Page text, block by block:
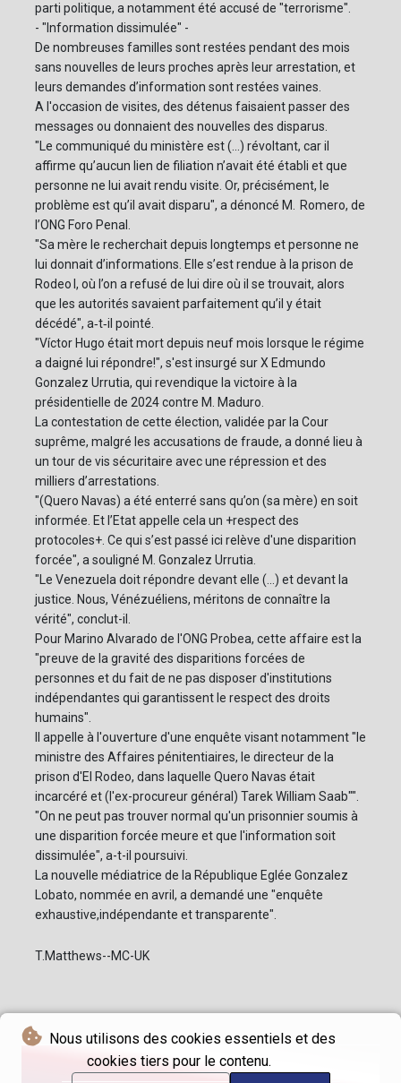
Nous utilisons des cookies essentiels et des
cookies tiers pour le contenu.
parti politique, a notamment été accusé de "terrorisme".
- "Information dissimulée" -
De nombreuses familles sont restées pendant des mois
sans nouvelles de leurs proches après leur arrestation, et
leurs demandes d’information sont restées vaines.
A l'occasion de visites, des détenus faisaient passer des
messages ou donnaient des nouvelles des disparus.
"Le communiqué du ministère est (...) révoltant, car il
affirme qu’aucun lien de filiation n’avait été établi et que
personne ne lui avait rendu visite. Or, précisément, le
problème est qu’il avait disparu", a dénoncé M. Romero, de
l’ONG Foro Penal.
"Sa mère le recherchait depuis longtemps et personne ne
lui donnait d’informations. Elle s’est rendue à la prison de
Rodeo I, où l’on a refusé de lui dire où il se trouvait, alors
que les autorités savaient parfaitement qu’il y était
décédé", a‑t‑il pointé.
"Víctor Hugo était mort depuis neuf mois lorsque le régime
a daigné lui répondre!", s'est insurgé sur X Edmundo
Gonzalez Urrutia, qui revendique la victoire à la
présidentielle de 2024 contre M. Maduro.
La contestation de cette élection, validée par la Cour
suprême, malgré les accusations de fraude, a donné lieu à
un tour de vis sécuritaire avec une répression et des
milliers d’arrestations.
"(Quero Navas) a été enterré sans qu’on (sa mère) en soit
informée. Et l’Etat appelle cela un +respect des
protocoles+. Ce qui s’est passé ici relève d'une disparition
forcée", a souligné M. Gonzalez Urrutia.
"Le Venezuela doit répondre devant elle (...) et devant la
justice. Nous, Vénézuéliens, méritons de connaître la
vérité", conclut-il.
Pour Marino Alvarado de l'ONG Probea, cette affaire est la
"preuve de la gravité des disparitions forcées de
personnes et du fait de ne pas disposer d'institutions
indépendantes qui garantissent le respect des droits
humains".
Il appelle à l'ouverture d'une enquête visant notamment "le
ministre des Affaires pénitentiaires, le directeur de la
prison d'El Rodeo, dans laquelle Quero Navas était
incarcéré et (l'ex-procureur général) Tarek William Saab"".
"On ne peut pas trouver normal qu'un prisonnier soumis à
une disparition forcée meure et que l'information soit
dissimulée", a-t-il poursuivi.
La nouvelle médiatrice de la République Eglée Gonzalez
Lobato, nommée en avril, a demandé une "enquête
exhaustive,indépendante et transparente".
T.Matthews--MC-UK